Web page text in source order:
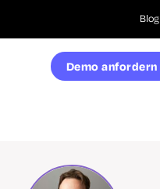
Blog
Demo anfordern